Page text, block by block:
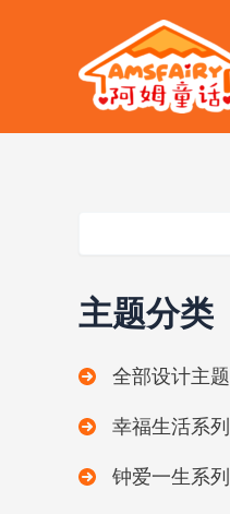
主题分类
全部设计主题
幸福生活系列
钟爱一生系列